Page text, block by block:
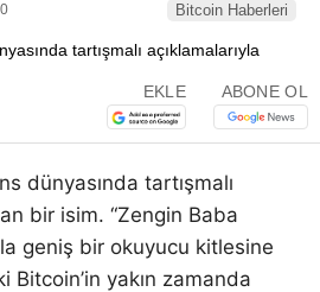
Telegram
Bitcoin Haberleri
EKLE ABONE OL
dünyasında tartışmalı
bir isim. “Zengin Baba
geniş bir okuyucu kitlesine
Bitcoin’in yakın zamanda